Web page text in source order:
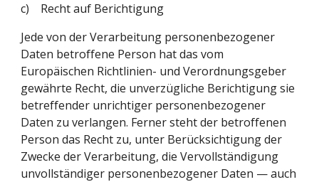
c)    Recht auf Berichtigung
Jede von der Verarbeitung personenbezogener
Daten betroffene Person hat das vom
Europäischen Richtlinien- und Verordnungsgeber
gewährte Recht, die unverzügliche Berichtigung sie
betreffender unrichtiger personenbezogener
Daten zu verlangen. Ferner steht der betroffenen
Person das Recht zu, unter Berücksichtigung der
Zwecke der Verarbeitung, die Vervollständigung
unvollständiger personenbezogener Daten — auch